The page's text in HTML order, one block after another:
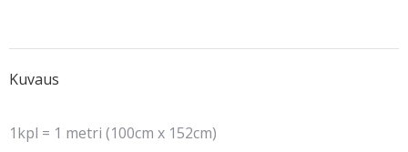
X
PinterestLinkedInWhatsAppFacebook
Kuvaus
1kpl = 1 metri (100cm x 152cm)